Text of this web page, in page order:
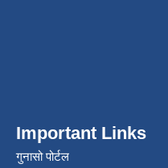
Important Links
गुनासो पोर्टल